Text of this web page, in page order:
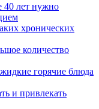
40 лет нужно
хронических
количество
горячие блюда
и привлекать